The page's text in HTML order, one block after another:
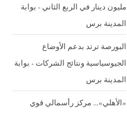
مليون دينار في الربع الثاني - بوابة
المدينة برس
البورصة ترتد بدعم الأوضاع
الجيوسياسية ونتائج الشركات - بوابة
المدينة برس
«الأهلي»... مركز رأسمالي قوي